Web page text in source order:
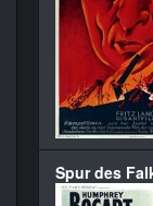
Spur des